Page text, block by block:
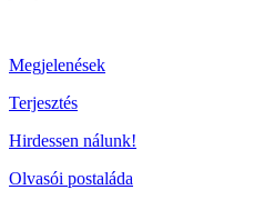
Megjelenések
Terjesztés
Hirdessen nálunk!
Olvasói postaláda